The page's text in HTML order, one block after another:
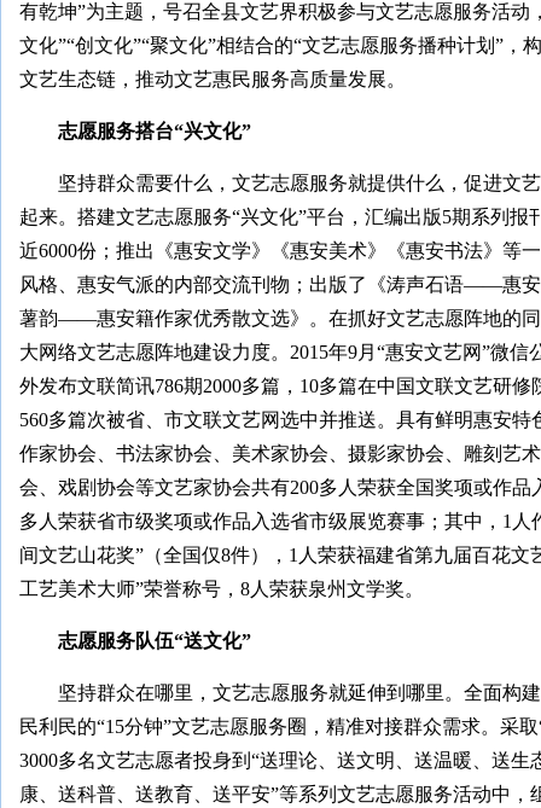
有乾坤”为主题，号召全县文艺界积极参与文艺志愿服务活动
文化”“创文化”“聚文化”相结合的“文艺志愿服务播种计划”，
文艺生态链，推动文艺惠民服务高质量发展。
志愿服务搭台“兴文化”
坚持群众需要什么，文艺志愿服务就提供什么，促进文
起来。搭建文艺志愿服务“兴文化”平台，汇编出版5期系列报
近6000份；推出《惠安文学》《惠安美术》《惠安书法》等
风格、惠安气派的内部交流刊物；出版了《涛声石语——惠
薯韵——惠安籍作家优秀散文选》。在抓好文艺志愿阵地的
大网络文艺志愿阵地建设力度。2015年9月“惠安文艺网”微信
外发布文联简讯786期2000多篇，10多篇在中国文联文艺研
560多篇次被省、市文联文艺网选中并推送。具有鲜明惠安
作家协会、书法家协会、美术家协会、摄影家协会、雕刻艺
会、戏剧协会等文艺家协会共有200多人荣获全国奖项或作品
多人荣获省市级奖项或作品入选省市级展览赛事；其中，1人
间文艺山花奖”（全国仅8件），1人荣获福建省第九届百花文
工艺美术大师”荣誉称号，8人荣获泉州文学奖。
志愿服务队伍“送文化”
坚持群众在哪里，文艺志愿服务就延伸到哪里。全面构
民利民的“15分钟”文艺志愿服务圈，精准对接群众需求。采
3000多名文艺志愿者投身到“送理论、送文明、送温暖、送生
康、送科普、送教育、送平安”等系列文艺志愿服务活动中，